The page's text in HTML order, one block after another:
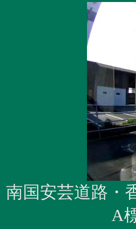
南国安芸道路・
A